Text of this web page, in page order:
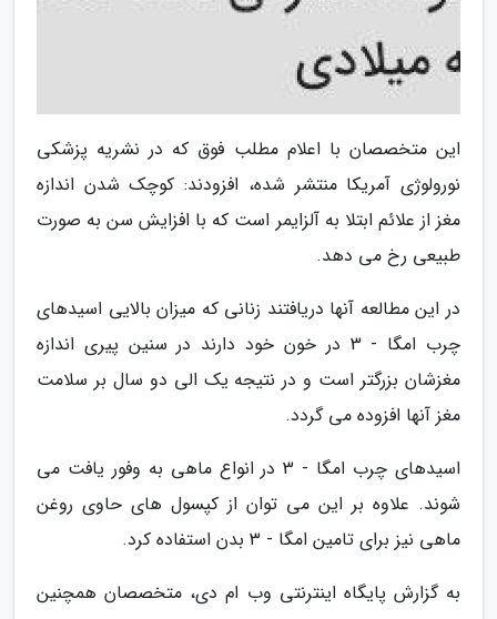
این متخصصان با اعلام مطلب فوق که در نشریه پزشکی
نورولوژی آمریکا منتشر شده، افزودند: کوچک شدن اندازه
مغز از علائم ابتلا به آلزایمر است که با افزایش سن به صورت
طبیعی رخ می دهد.
در این مطالعه آنها دریافتند زنانی که میزان بالایی اسیدهای
چرب امگا - 3 در خون خود دارند در سنین پیری اندازه
مغزشان بزرگتر است و در نتیجه یک الی دو سال بر سلامت
مغز آنها افزوده می گردد.
اسیدهای چرب امگا - 3 در انواع ماهی به وفور یافت می
شوند. علاوه بر این می توان از کپسول های حاوی روغن
ماهی نیز برای تامین امگا - 3 بدن استفاده کرد.
به گزارش پایگاه اینترنتی وب ام دی، متخصصان همچنین